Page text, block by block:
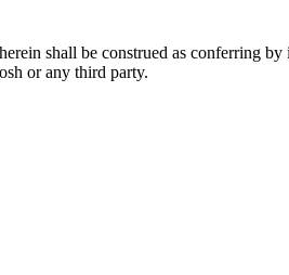
shall be construed as conferring
or any third party.